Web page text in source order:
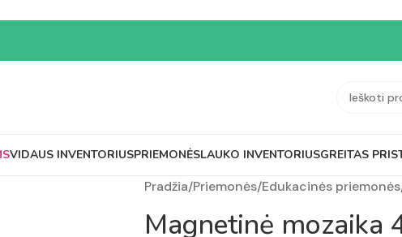
VIDAUS INVENTORIUSPRIEMONĖSLAUKO INVENTORIUSGREITAS
Pradžia/Priemonės/Edukacinės priemonės
Magnetinė mozaika